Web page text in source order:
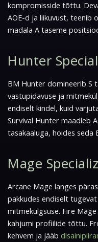
kompromisside tõttu.
AOE-d ja liikuvust, teenib
madala A taseme
Hunter
BM Hunter domineerib S
vastupidavuse ja
endiselt kindel, kuid
Survival Hunter maadleb
tasakaaluga, hoides seda
Mage
Arcane Mage langes
pakkudes endiselt
mitmekülgsuse. Fire
kahjumi profiilide tõttu.
kehvem ja jääb